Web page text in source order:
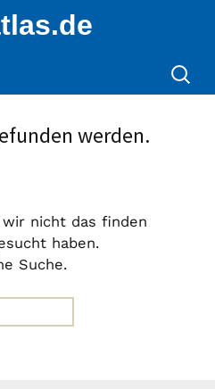
Suche
nach:
werden.
nicht das finden
haben.
Suche.